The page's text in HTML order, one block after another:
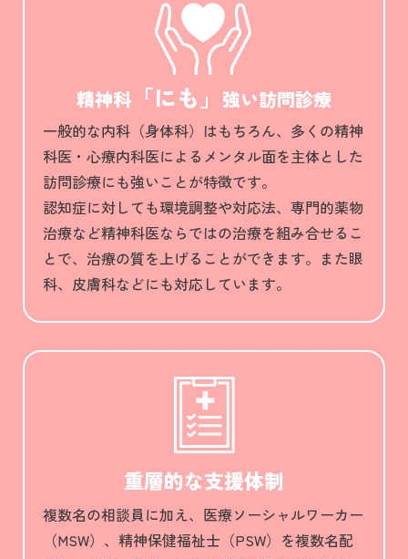
精神科 「にも」 強い訪問診療
一般的な内科（身体科）はもちろん、多くの精神
科医・心療内科医によるメンタル面を主体とした
訪問診療にも強いことが特徴です。
認知症に対しても環境調整や対応法、専門的薬物
治療など精神科医ならではの治療を組み合せるこ
とで、治療の質を上げることができます。また眼
科、皮膚科などにも対応しています。
重層的な支援体制
複数名の相談員に加え、医療ソーシャルワーカー
（MSW）、精神保健福祉士（PSW）を複数名配